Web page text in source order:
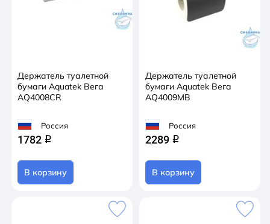
Держатель туалетной
бумаги Aquatek Вега
AQ4008CR
Россия
1782 q
В корзину
Держатель туалетной
бумаги Aquatek Вега
AQ4009MB
Россия
2289 q
В корзину